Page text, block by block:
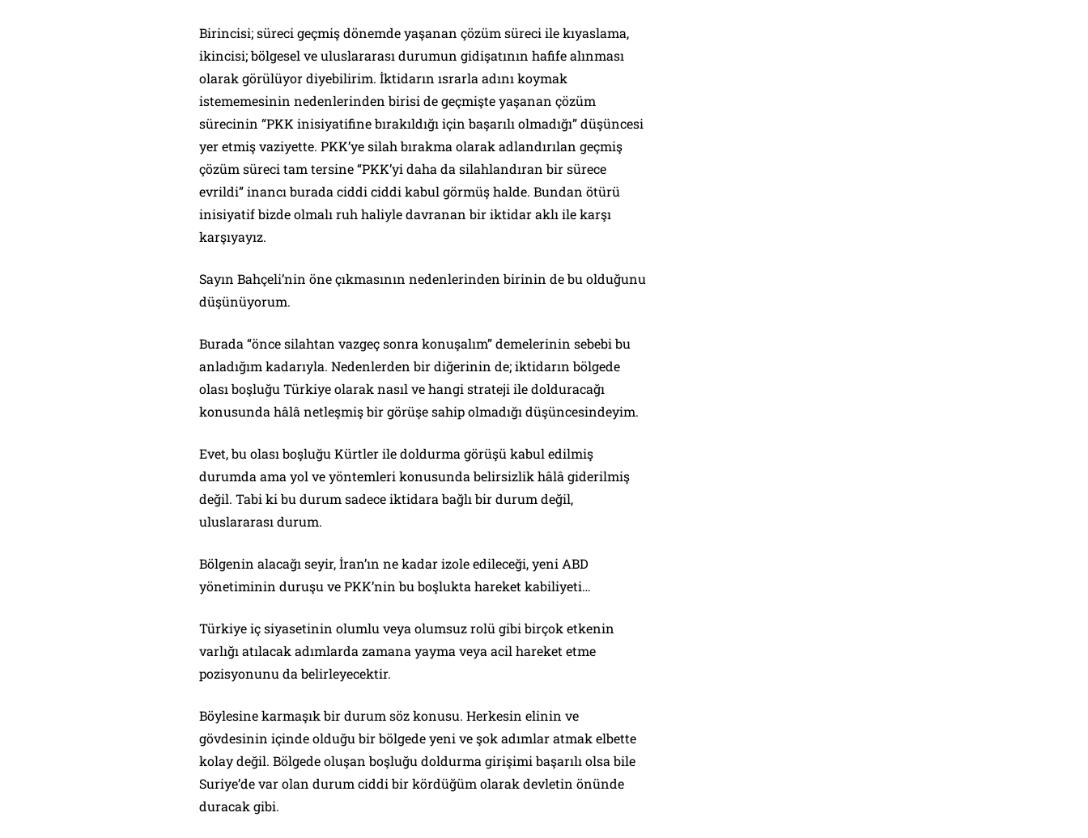
Birincisi; süreci geçmiş dönemde yaşanan çözüm süreci ile kıyaslama,
ikincisi; bölgesel ve uluslararası durumun gidişatının hafife alınması
olarak görülüyor diyebilirim. İktidarın ısrarla adını koymak
istememesinin nedenlerinden birisi de geçmişte yaşanan çözüm
sürecinin “PKK inisiyatifine bırakıldığı için başarılı olmadığı” düşüncesi
yer etmiş vaziyette. PKK’ye silah bırakma olarak adlandırılan geçmiş
çözüm süreci tam tersine “PKK’yi daha da silahlandıran bir sürece
evrildi” inancı burada ciddi ciddi kabul görmüş halde. Bundan ötürü
inisiyatif bizde olmalı ruh haliyle davranan bir iktidar aklı ile karşı
karşıyayız.
Sayın Bahçeli’nin öne çıkmasının nedenlerinden birinin de bu olduğunu
düşünüyorum.
Burada “önce silahtan vazgeç sonra konuşalım” demelerinin sebebi bu
anladığım kadarıyla. Nedenlerden bir diğerinin de; iktidarın bölgede
olası boşluğu Türkiye olarak nasıl ve hangi strateji ile dolduracağı
konusunda hâlâ netleşmiş bir görüşe sahip olmadığı düşüncesindeyim.
Evet, bu olası boşluğu Kürtler ile doldurma görüşü kabul edilmiş
durumda ama yol ve yöntemleri konusunda belirsizlik hâlâ giderilmiş
değil. Tabi ki bu durum sadece iktidara bağlı bir durum değil,
uluslararası durum.
Bölgenin alacağı seyir, İran’ın ne kadar izole edileceği, yeni ABD
yönetiminin duruşu ve PKK’nin bu boşlukta hareket kabiliyeti…
Türkiye iç siyasetinin olumlu veya olumsuz rolü gibi birçok etkenin
varlığı atılacak adımlarda zamana yayma veya acil hareket etme
pozisyonunu da belirleyecektir.
Böylesine karmaşık bir durum söz konusu. Herkesin elinin ve
gövdesinin içinde olduğu bir bölgede yeni ve şok adımlar atmak elbette
kolay değil. Bölgede oluşan boşluğu doldurma girişimi başarılı olsa bile
Suriye’de var olan durum ciddi bir kördüğüm olarak devletin önünde
duracak gibi.